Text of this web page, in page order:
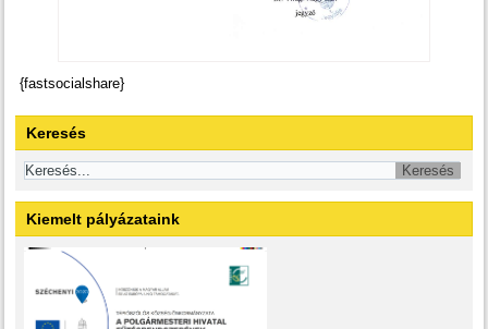
{fastsocialshare}
Keresés
Kiemelt pályázataink